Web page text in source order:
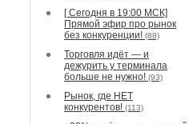
[ Сегодня в 19:00 МСК]
Прямой эфир про рынок
без конкуренции! (88)
Торговля идёт — и
дежурить у терминала
больше не нужно! (93)
Рынок, где НЕТ
конкурентов! (113)